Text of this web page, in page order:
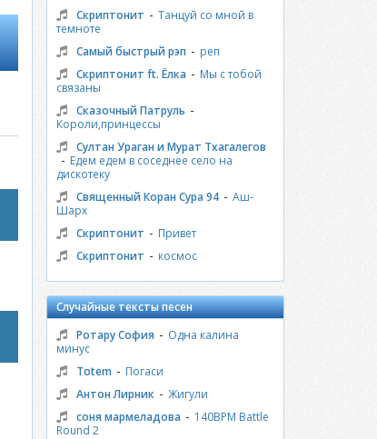
Скриптонит - Танцуй со мной в
темноте
Самый быстрый рэп - реп
Скриптонит ft. Ёлка - Мы с тобой
связаны
Сказочный Патруль -
Короли,принцессы
Султан Ураган и Мурат Тхагалегов
- Едем едем в соседнее село на
дискотеку
Священный Коран Сура 94 - Аш-
Шарх
Скриптонит - Привет
Скриптонит - космос
Случайные тексты песен
Ротару София - Одна калина
минус
Totem - Погаси
Антон Лирник - Жигули
соня мармеладова - 140BPM Battle
Round 2